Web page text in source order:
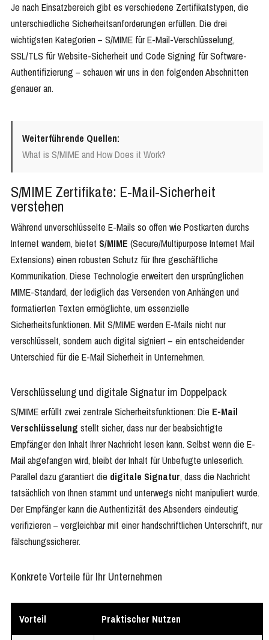
Je nach Einsatzbereich gibt es verschiedene Zertifikatstypen, die
unterschiedliche Sicherheitsanforderungen erfüllen. Die drei
wichtigsten Kategorien – S/MIME für E-Mail-Verschlüsselung,
SSL/TLS für Website-Sicherheit und Code Signing für Software-
Authentifizierung – schauen wir uns in den folgenden Abschnitten
genauer an.
Weiterführende Quellen:
What is S/MIME and How Does it Work?
S/MIME Zertifikate: E-Mail-Sicherheit
verstehen
Während unverschlüsselte E-Mails so offen wie Postkarten durchs
Internet wandern, bietet S/MIME (Secure/Multipurpose Internet Mail
Extensions) einen robusten Schutz für Ihre geschäftliche
Kommunikation. Diese Technologie erweitert den ursprünglichen
MIME-Standard, der lediglich das Versenden von Anhängen und
formatierten Texten ermöglichte, um essenzielle
Sicherheitsfunktionen. Mit S/MIME werden E-Mails nicht nur
verschlüsselt, sondern auch digital signiert – ein entscheidender
Unterschied für die E-Mail Sicherheit in Unternehmen.
Verschlüsselung und digitale Signatur im Doppelpack
S/MIME erfüllt zwei zentrale Sicherheitsfunktionen: Die E-Mail
Verschlüsselung stellt sicher, dass nur der beabsichtigte
Empfänger den Inhalt Ihrer Nachricht lesen kann. Selbst wenn die E-
Mail abgefangen wird, bleibt der Inhalt für Unbefugte unleserlich.
Parallel dazu garantiert die digitale Signatur, dass die Nachricht
tatsächlich von Ihnen stammt und unterwegs nicht manipuliert wurde.
Der Empfänger kann die Authentizität des Absenders eindeutig
verifizieren – vergleichbar mit einer handschriftlichen Unterschrift, nur
fälschungssicherer.
Konkrete Vorteile für Ihr Unternehmen
Vorteil Praktischer Nutzen